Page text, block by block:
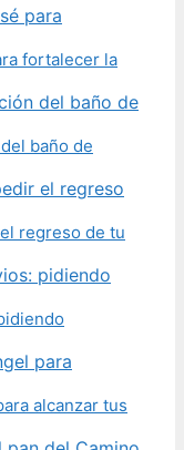
fortalecer la
baño de
regreso de tu
alcanzar tus